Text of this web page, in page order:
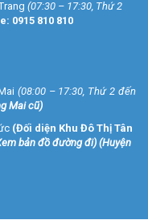
(07:30 – 17:30, Thứ 2
0915 810 810
(08:00 – 17:30, Thứ 2 đến
Mai cũ)
(Đối diện Khu Đô Thị Tân
bản đồ đường đi) (Huyện